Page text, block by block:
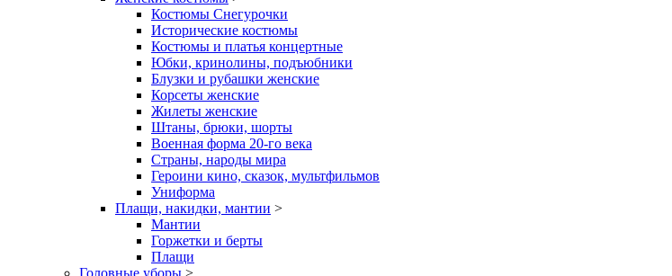
Костюмы Снегурочки
Исторические костюмы
Костюмы и платья концертные
Юбки, кринолины, подъюбники
Блузки и рубашки женские
Корсеты женские
Жилеты женские
Штаны, брюки, шорты
Военная форма 20-го века
Страны, народы мира
Героини кино, сказок, мультфильмов
Униформа
Плащи, накидки, мантии >
Мантии
Горжетки и берты
Плащи
Головные уборы >